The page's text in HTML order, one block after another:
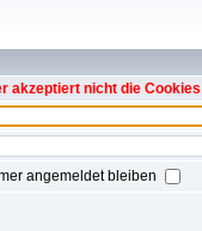
akzeptiert nicht die
angemeldet bleiben